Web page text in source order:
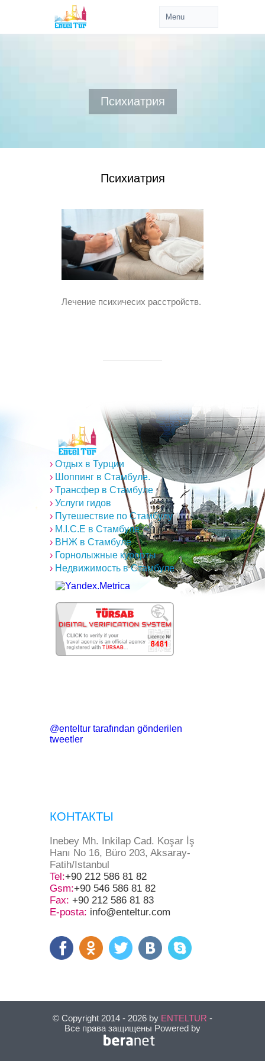
Психиатрия
Психиатрия
Лечение психичесих расстройств.
› Отдых в Турции
› Шоппинг в Стамбуле.
› Трансфер в Стамбуле
› Услуги гидов
› Путешествие по Стамбулу
› M.I.C.E в Стамбуле
› ВНЖ в Стамбуле
› Горнолыжные курорты
› Недвижимость в Стамбуле
@enteltur tarafından gönderilen
tweetler
КОНТАКТЫ
Inebey Mh. Inkilap Cad. Koşar İş
Hanı No 16, Büro 203, Aksaray-
Fatih/Istanbul
Tel:+90 212 586 81 82
Gsm:+90 546 586 81 82
Fax: +90 212 586 81 83
E-posta: info@enteltur.com
© Copyright 2014 - 2026 by ENTELTUR -
Все права защищены Powered by